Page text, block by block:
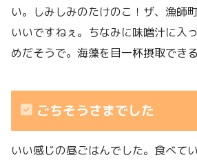
い。しみしみのたけのこ！ザ、漁師
いいですねぇ。ちなみに味噌汁に入
めだそうで。海藻を目一杯摂取でき
ごちそうさまでした
いい感じの昼ごはんでした。食べて